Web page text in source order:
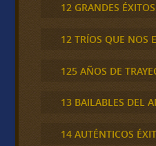
12 GRANDES ÉXITOS
12 TRÍOS QUE NOS
125 AÑOS DE
13 BAILABLES DEL
14 AUTÉNTICOS